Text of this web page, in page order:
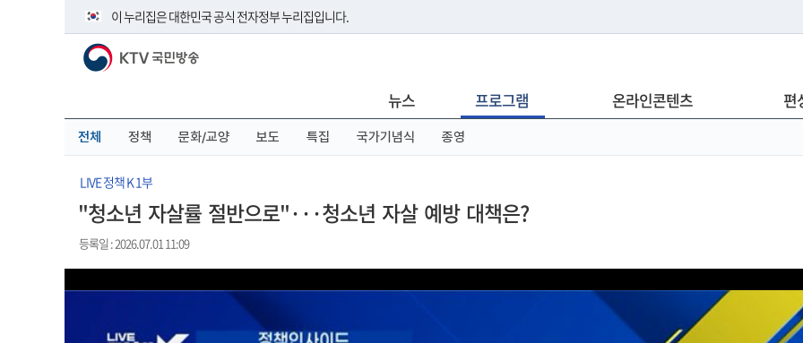
이 누리집은 대한민국 공식 전자정부 누리집입니다.
공식 누리집 주소 확인하기
이밖에 or.kr 또는 .kr등 다른 도메인 주소를 사용하고 있다면 아래 URL에서 도메인 주소를 확인해 보세요
KTV 국민방송
뉴스 프로그램 온라인콘텐츠 편
전체 정책 문화/교양 보도 특집 국가기념식 종영
LIVE 정책 K 1부
"청소년 자살률 절반으로"···청소년 자살 예방 대책은?
등록일 : 2026.07.01 11:09